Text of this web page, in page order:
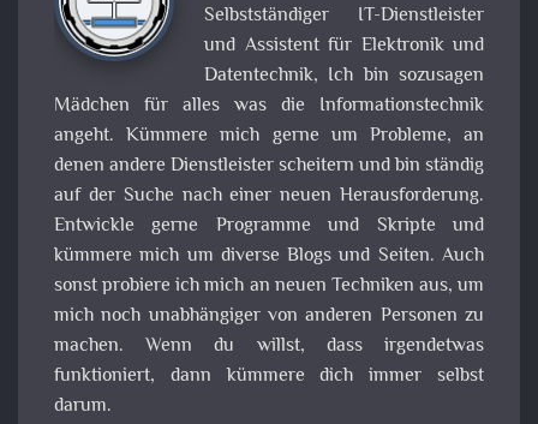
Selbstständiger IT-Dienstleister
und Assistent für Elektronik und
Datentechnik, Ich bin sozusagen
Mädchen für alles was die Informationstechnik
angeht. Kümmere mich gerne um Probleme, an
denen andere Dienstleister scheitern und bin ständig
auf der Suche nach einer neuen Herausforderung.
Entwickle gerne Programme und Skripte und
kümmere mich um diverse Blogs und Seiten. Auch
sonst probiere ich mich an neuen Techniken aus, um
mich noch unabhängiger von anderen Personen zu
machen. Wenn du willst, dass irgendetwas
funktioniert, dann kümmere dich immer selbst
darum.